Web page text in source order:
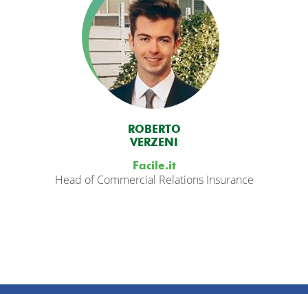
ROBERTO
VERZENI
Facile.it
Head of Commercial Relations Insurance